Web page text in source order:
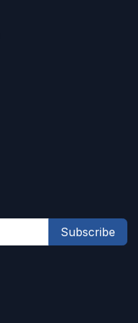
Subscribe